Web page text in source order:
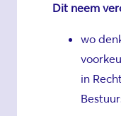
Dit neem
wo
in